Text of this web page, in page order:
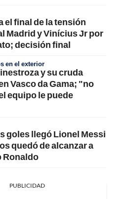
el final de la tensión
Madrid y Vinícius Jr por
decisión final
en el exterior
y su cruda
Vasco da Gama; "no
equipo le puede
goles llegó Lionel Messi
quedó de alcanzar a
Ronaldo
PUBLICIDAD